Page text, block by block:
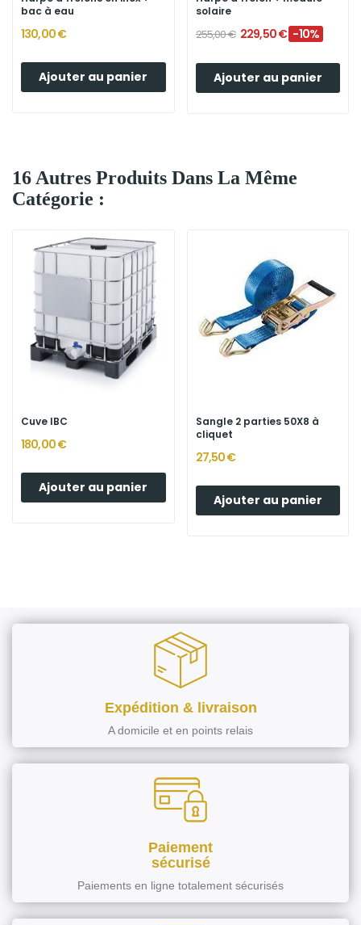
bac à eau
130,00 €
Ajouter au panier
solaire
255,00 € 229,50 € -10%
Ajouter au panier
16 Autres Produits Dans La Même
Catégorie :
Cuve IBC
180,00 €
Ajouter au panier
Sangle 2 parties 50X8 à
cliquet
27,50 €
Ajouter au panier
Expédition & livraison
A domicile et en points relais
Paiement
sécurisé
Paiements en ligne totalement sécurisés